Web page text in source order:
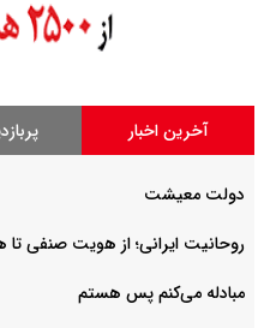
آخرین اخبار
دولت معیشت
روحانیت ایرانی؛ از هویت صنفی
مبادله می‌کنم پس هستم